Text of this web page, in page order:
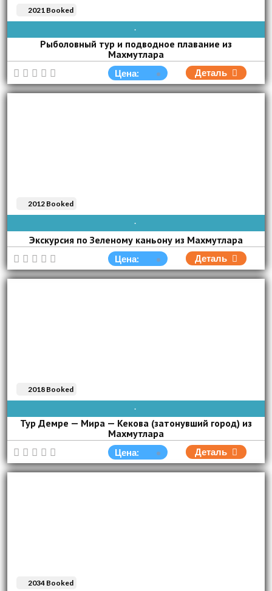
AVAIBLE EVERY DAY
Рыболовный тур и подводное плавание из
Махмутлара
2021 Booked
Цена: Деталь
AVAIBLE EVERY DAY
Экскурсия по Зеленому каньону из Махмутлара
2012 Booked
Цена: Деталь
AVAIBLE EVERY DAY
Тур Демре — Мира — Кекова (затонувший город) из
Махмутлара
2018 Booked
Цена: Деталь
2034 Booked